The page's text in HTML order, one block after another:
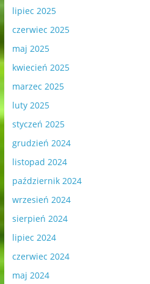
lipiec 2025
czerwiec 2025
maj 2025
kwiecień 2025
marzec 2025
luty 2025
styczeń 2025
grudzień 2024
listopad 2024
październik 2024
wrzesień 2024
sierpień 2024
lipiec 2024
czerwiec 2024
maj 2024